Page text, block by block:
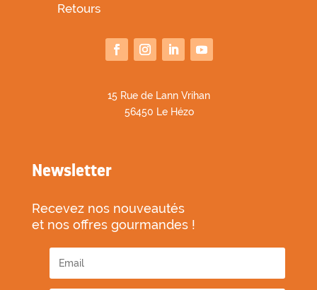
Retours
15 Rue de Lann Vrihan
56450 Le Hézo
Newsletter
Recevez nos nouveautés
et nos offres gourmandes !